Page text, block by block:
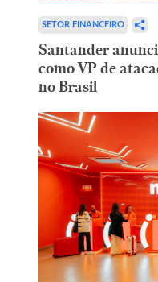
SETOR FINANCEIRO
Santander
como VP de
no Brasil